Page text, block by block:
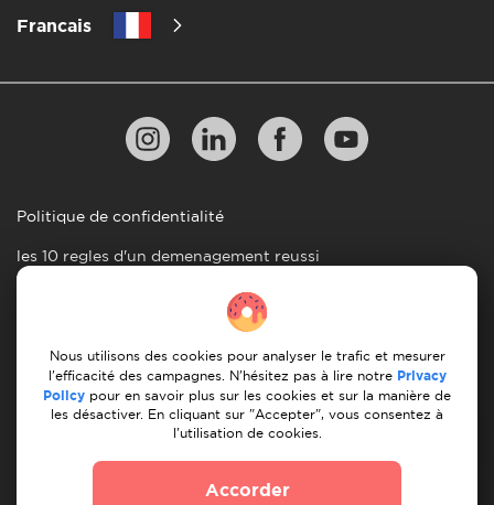
Francais
© 2026 Moovick. Nous utilisons des images de stock
integrite editoriale mais offre des opportunites de
Politique de confidentialité
les 10 regles d'un demenagement reussi
Lignes directrices en matiere de paiement
Conditions générales d'utilisation
Annulation et remboursement
Nous utilisons des cookies pour analyser le trafic et mesurer
l'efficacité des campagnes. N'hésitez pas à lire notre Privacy
Policy pour en savoir plus sur les cookies et sur la manière de
les désactiver. En cliquant sur "Accepter", vous consentez à
l'utilisation de cookies.
Accorder